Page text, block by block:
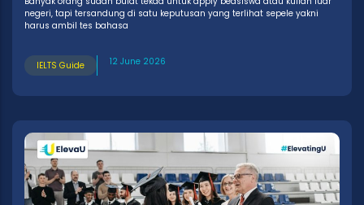
negeri, tapi tersandung di satu keputusan yang terlihat sepele yakni
harus ambil tes bahasa
IELTS Guide 12 June 2026